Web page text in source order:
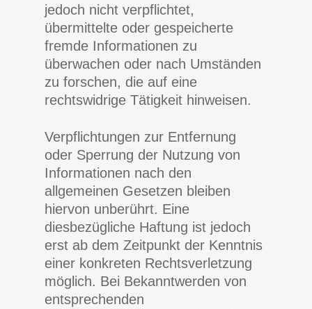
jedoch nicht verpflichtet,
übermittelte oder gespeicherte
fremde Informationen zu
überwachen oder nach Umständen
zu forschen, die auf eine
rechtswidrige Tätigkeit hinweisen.
Verpflichtungen zur Entfernung
oder Sperrung der Nutzung von
Informationen nach den
allgemeinen Gesetzen bleiben
hiervon unberührt. Eine
diesbezügliche Haftung ist jedoch
erst ab dem Zeitpunkt der Kenntnis
einer konkreten Rechtsverletzung
möglich. Bei Bekanntwerden von
entsprechenden